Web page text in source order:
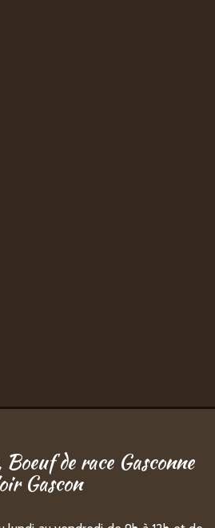
de race Gasconne
Gascon